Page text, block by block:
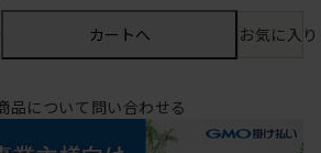
カートへ お気に入
品について問い合わせる